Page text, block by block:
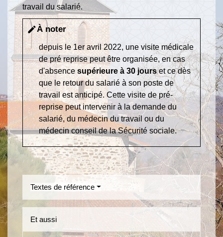
travail du salarié.
editÀ noter
depuis le 1er avril 2022, une visite médicale
de pré reprise peut être organisée, en cas
d'absence supérieure à 30 jourset ce dès
que le retour du salarié à son poste de
travail est anticipé. Cette visite de pré-
reprise peut intervenir à la demande du
salarié, du médecin du travail ou du
médecin conseil de la Sécurité sociale.
Textes de référence
Et aussi